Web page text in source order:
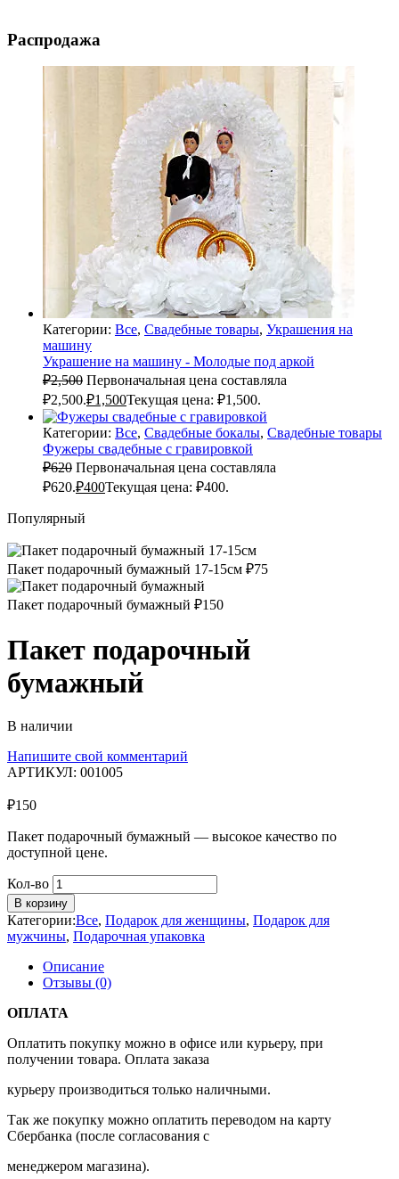
Распродажа
Категории: Все, Свадебные товары, Украшения на
машину
Украшение на машину - Молодые под аркой
₽2,500 Первоначальная цена составляла
₽2,500.₽1,500Текущая цена: ₽1,500.
Категории: Все, Свадебные бокалы, Свадебные товары
Фужеры свадебные с гравировкой
₽620 Первоначальная цена составляла
₽620.₽400Текущая цена: ₽400.
Популярный
Пакет подарочный бумажный 17-15см ₽75
Пакет подарочный бумажный ₽150
Пакет подарочный
бумажный
В наличии
Напишите свой комментарий
АРТИКУЛ: 001005
₽150
Пакет подарочный бумажный — высокое качество по
доступной цене.
Кол-во
В корзину
Категории:Все, Подарок для женщины, Подарок для
мужчины, Подарочная упаковка
Описание
Отзывы (0)
ОПЛАТА
Оплатить покупку можно в офисе или курьеру, при
получении товара. Оплата заказа
курьеру производиться только наличными.
Так же покупку можно оплатить переводом на карту
Сбербанка (после согласования с
менеджером магазина).